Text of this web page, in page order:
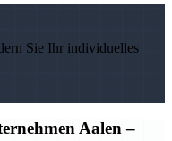
Sie Ihr individuelles
Aalen –